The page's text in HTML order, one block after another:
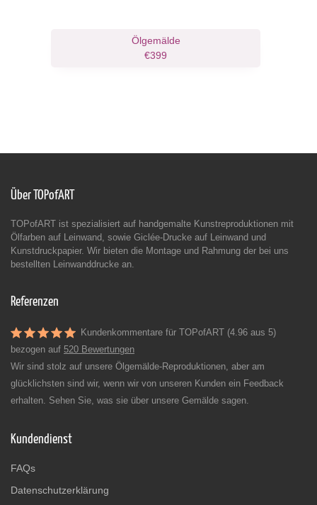
Ölgemälde
€399
Über TOPofART
TOPofART ist spezialisiert auf handgemalte Kunstreproduktionen mit
Ölfarben auf Leinwand, sowie Giclée-Drucke auf Leinwand und
Kunstdruckpapier. Wir bieten die Montage und Rahmung der bei uns
bestellten Leinwanddrucke an.
Referenzen
Kundenkommentare für TOPofART (4.96 aus 5)
bezogen auf 520 Bewertungen
Wir sind stolz auf unsere Ölgemälde-Reproduktionen, aber am
glücklichsten sind wir, wenn wir von unseren Kunden ein Feedback
erhalten. Sehen Sie, was sie über unsere Gemälde sagen.
Kundendienst
FAQs
Datenschutzerklärung